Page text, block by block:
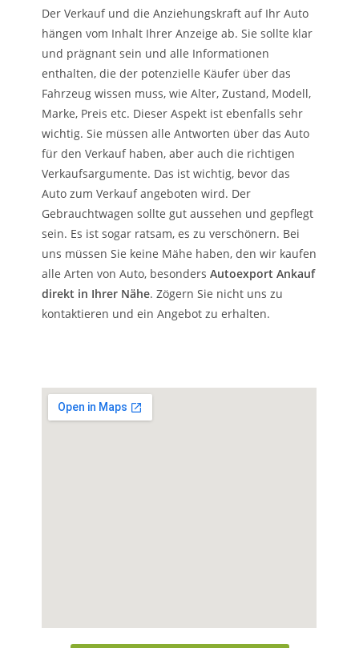
Der Verkauf und die Anziehungskraft auf Ihr Auto
hängen vom Inhalt Ihrer Anzeige ab. Sie sollte klar
und prägnant sein und alle Informationen
enthalten, die der potenzielle Käufer über das
Fahrzeug wissen muss, wie Alter, Zustand, Modell,
Marke, Preis etc. Dieser Aspekt ist ebenfalls sehr
wichtig. Sie müssen alle Antworten über das Auto
für den Verkauf haben, aber auch die richtigen
Verkaufsargumente. Das ist wichtig, bevor das
Auto zum Verkauf angeboten wird. Der
Gebrauchtwagen sollte gut aussehen und gepflegt
sein. Es ist sogar ratsam, es zu verschönern. Bei
uns müssen Sie keine Mähe haben, den wir kaufen
alle Arten von Auto, besondersAutoexport Ankauf
direkt in Ihrer Nähe. Zögern Sie nicht uns zu
kontaktieren und ein Angebot zu erhalten.